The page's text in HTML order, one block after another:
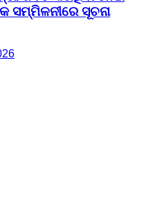
ସମ୍ମିଳନୀରେ ସୂଚନା